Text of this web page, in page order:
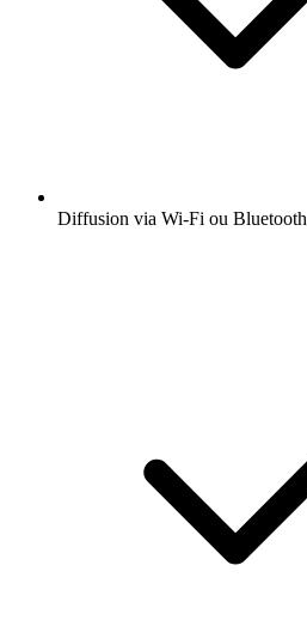
Diffusion via Wi-Fi ou Bluetooth